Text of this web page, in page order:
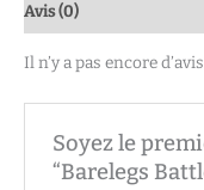
Avis (0)
Il n’y a pas encore
Soyez le
“Barelegs